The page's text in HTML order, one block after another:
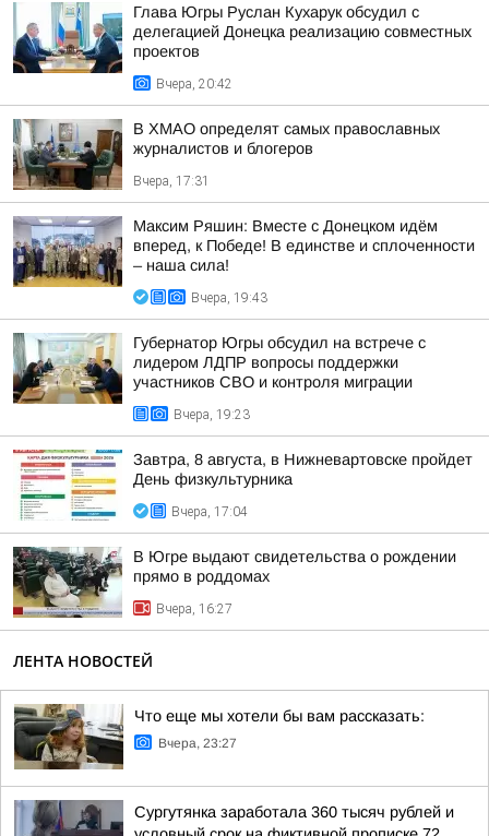
Глава Югры Руслан Кухарук обсудил с
делегацией Донецка реализацию совместных
проектов
Вчера, 20:42
В ХМАО определят самых православных
журналистов и блогеров
Вчера, 17:31
Максим Ряшин: Вместе с Донецком идём
вперед, к Победе! В единстве и сплоченности
– наша сила!
Вчера, 19:43
Губернатор Югры обсудил на встрече с
лидером ЛДПР вопросы поддержки
участников СВО и контроля миграции
Вчера, 19:23
Завтра, 8 августа, в Нижневартовске пройдет
День физкультурника
Вчера, 17:04
В Югре выдают свидетельства о рождении
прямо в роддомах
Вчера, 16:27
ЛЕНТА НОВОСТЕЙ
Что еще мы хотели бы вам рассказать:
Вчера, 23:27
Сургутянка заработала 360 тысяч рублей и